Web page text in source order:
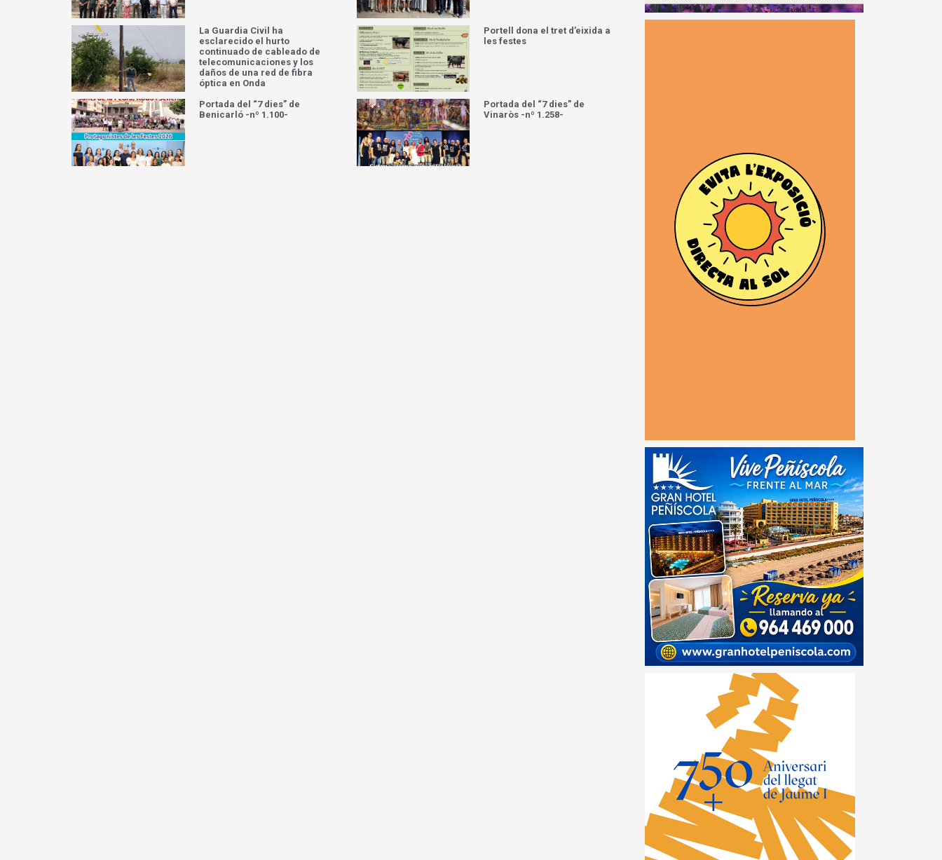
La Guardia Civil ha
esclarecido el hurto
continuado de cableado de
telecomunicaciones y los
daños de una red de fibra
óptica en Onda
Portell dona el tret d’eixida a
les festes
Portada del “7 dies” de
Benicarló -nº 1.100-
Portada del “7 dies” de
Vinaròs -nº 1.258-